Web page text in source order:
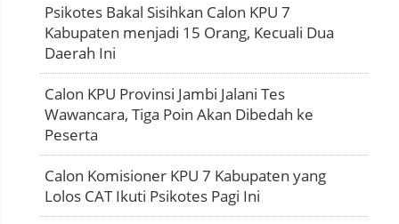
Psikotes Bakal Sisihkan Calon KPU 7
Kabupaten menjadi 15 Orang, Kecuali Dua
Daerah Ini
Calon KPU Provinsi Jambi Jalani Tes
Wawancara, Tiga Poin Akan Dibedah ke
Peserta
Calon Komisioner KPU 7 Kabupaten yang
Lolos CAT Ikuti Psikotes Pagi Ini